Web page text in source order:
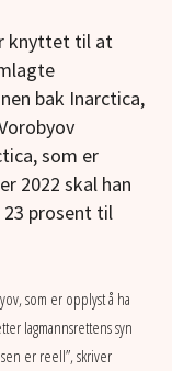
knyttet til at
bak Inarctica,
som er
2022 skal han
23 prosent til
som er opplyst å ha
lagmannsrettens syn
er reell”, skriver